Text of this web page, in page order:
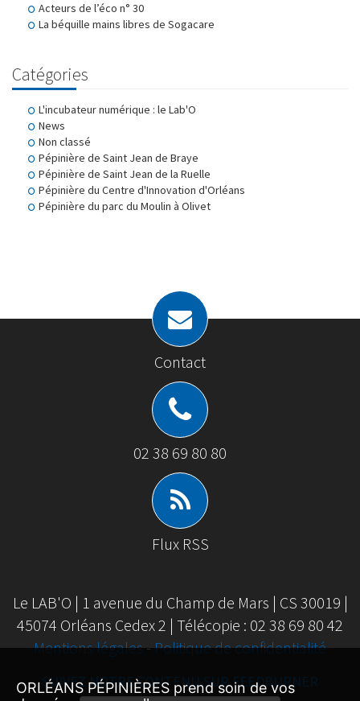
Acteurs de l’éco n° 30
La béquille mains libres de Sogacare
Catégories
L'incubateur numérique : le Lab'O
News
Non classé
Pépinière de Saint Jean de Braye
Pépinière de Saint Jean de la Ruelle
Pépinière du Centre d'Innovation d'Orléans
Pépinière du parc du Moulin à Olivet
Contact
02 38 69 80 80
Flux RSS
Le LAB'O | 1 avenue du Champ de Mars | CS 30019 |
45074 Orléans Cedex 2 | Télécopie : 02 38 69 80 42
Mentions légales-Politique de confidentialité
SUIVEZ NOTRE CONTENU SUR FEEDBURNER
ORLÉANS PÉPINIÈRES prend soin de vos